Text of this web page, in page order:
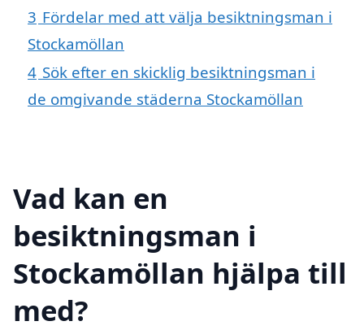
3 Fördelar med att välja besiktningsman i
Stockamöllan
4 Sök efter en skicklig besiktningsman i
de omgivande städerna Stockamöllan
Vad kan en
besiktningsman i
Stockamöllan hjälpa till
med?